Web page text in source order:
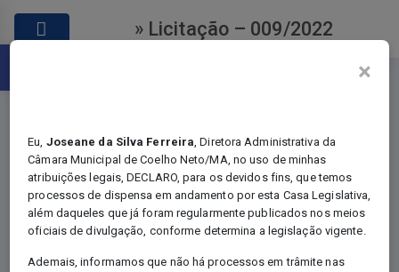
Abrir a barra de ferramentas
» Licitação – 009/2022
Licitações
×
Eu, Joseane da Silva Ferreira, Diretora Administrativa da
Câmara Municipal de Coelho Neto/MA, no uso de minhas
atribuições legais, DECLARO, para os devidos fins, que temos
processos de dispensa em andamento por esta Casa Legislativa,
além daqueles que já foram regularmente publicados nos meios
oficiais de divulgação, conforme determina a legislação vigente.
Ademais, informamos que não há processos em trâmite nas